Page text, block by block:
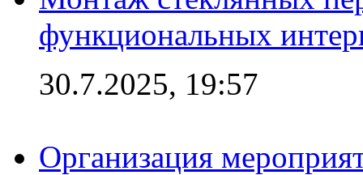
функциональных
30.7.2025, 19:57
Организация